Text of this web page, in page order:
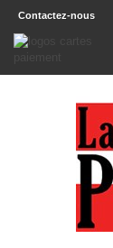
Contactez-nous